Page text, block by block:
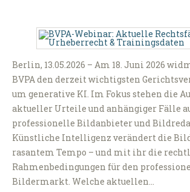
Berlin, 13.05.2026 – Am 18. Juni 2026
BVPA den derzeit wichtigsten
um generative KI. Im Fokus stehen die
aktueller Urteile und anhängiger Fälle
professionelle Bildanbieter und
Künstliche Intelligenz verändert die
rasantem Tempo – und mit ihr die
Rahmenbedingungen für den
Bildermarkt. Welche aktuellen…